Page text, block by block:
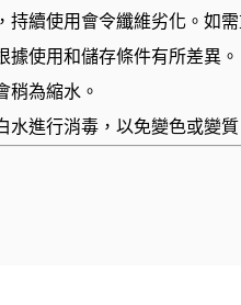
持續使用會令纖維劣化。如
據使用和儲存條件有所差異。
稍為縮水。
水進行消毒，以免變色或變質